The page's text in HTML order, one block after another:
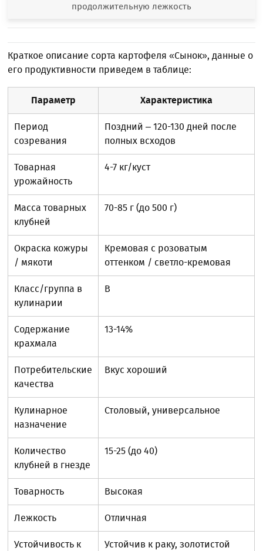
продолжительную лежкость
Краткое описание сорта картофеля «Сынок», данные о
его продуктивности приведем в таблице:
Параметр Характеристика
Период
созревания
Поздний – 120-130 дней после
полных всходов
Товарная
урожайность
4-7 кг/куст
Масса товарных
клубней
70-85 г (до 500 г)
Окраска кожуры
/ мякоти
Кремовая с розоватым
оттенком / светло-кремовая
Класс/группа в
кулинарии
B
Содержание
крахмала
13-14%
Потребительские
качества
Вкус хороший
Кулинарное
назначение
Столовый, универсальное
Количество
клубней в гнезде
15-25 (до 40)
Товарность Высокая
Лежкость Отличная
Устойчивость к
Устойчив к раку, золотистой